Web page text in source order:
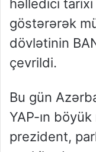
həlledici
göstərərək
dövlətinin
çevrildi.
Bu gün
YAP-ın
prezident,